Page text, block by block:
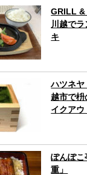
GRILL &
川越で
キ
ハツネヤ
越市で
イクアウ
ぽんぽこ
重」